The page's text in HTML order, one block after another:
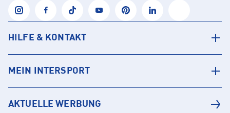
HILFE & KONTAKT
MEIN INTERSPORT
AKTUELLE WERBUNG